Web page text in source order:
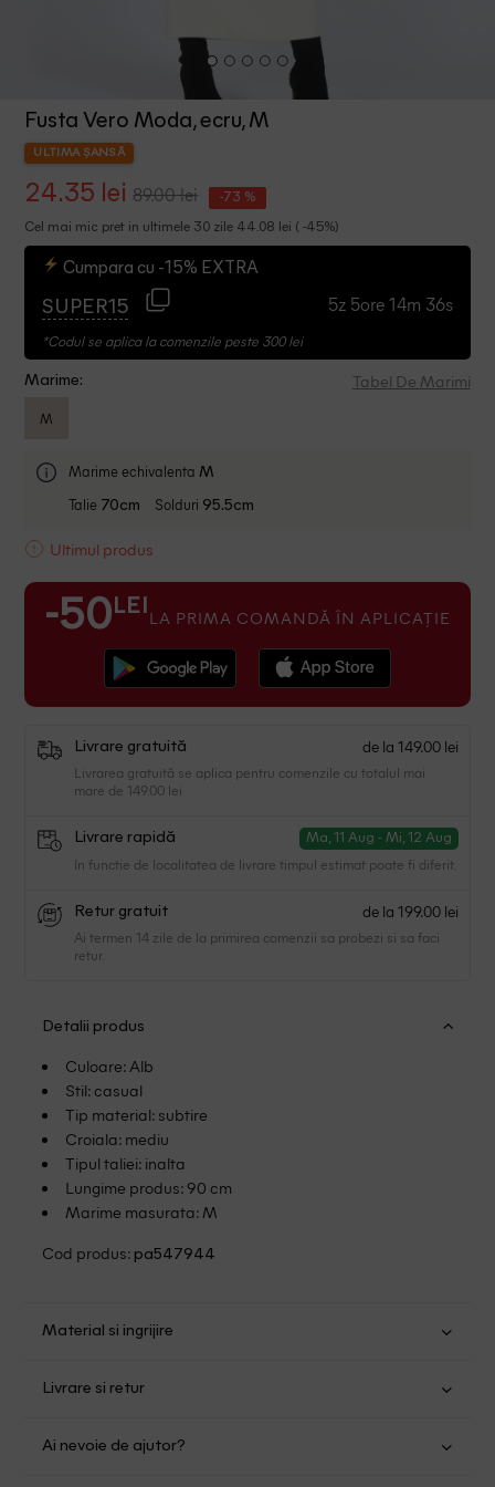
Fusta Vero Moda, ecru, M
ULTIMA ȘANSĂ
24.35 lei 89.00 lei -73 %
Cel mai mic pret in ultimele 30 zile 44.08 lei ( -45%)
Cumpara cu -15% EXTRA
SUPER15 5z 5ore 14m 36s
*Codul se aplica la comenzile peste 300 lei
Marime: Tabel De Marimi
M
Marime echivalenta M
Talie 70cm Solduri 95.5cm
Ultimul produs
-50 LEI LA PRIMA COMANDĂ ÎN APLICAȚIE
Livrare gratuită de la 149.00 lei
Livrarea gratuită se aplica pentru comenzile cu totalul mai
mare de 149.00 lei
Livrare rapidă Ma, 11 Aug - Mi, 12 Aug
In functie de localitatea de livrare timpul estimat poate fi diferit.
Retur gratuit de la 199.00 lei
Ai termen 14 zile de la primirea comenzii sa probezi si sa faci
retur.
Detalii produs
Culoare: Alb
Stil: casual
Tip material: subtire
Croiala: mediu
Tipul taliei: inalta
Lungime produs: 90 cm
Marime masurata: M
Cod produs: pa547944
Material si ingrijire
Nu folositi inalbitor
Nu uscati in uscator
Livrare si retur
mare de 149.00 lei.
Ai nevoie de ajutor?